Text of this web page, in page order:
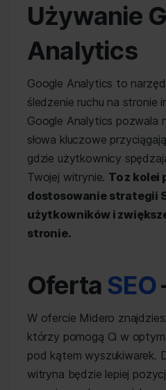
Używanie
Analytics
Google Analytics to
śledzenie ruchu na stronie
Google Analytics pozwala
słowa kluczowe
gdzie użytkownicy
Twojej witrynie. To z kolei
dostosowanie strategii
użytkowników i
stronie.
Oferta SEO
W ofercie Midero
którzy pomogą Ci w
pod kątem wyszukiwarek.
witryna będzie lepiej